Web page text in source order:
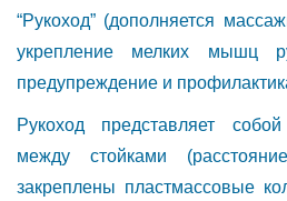
“Рукоход” (дополняется
укрепление мелких мышц
предупреждение и
Рукоход представляет
между стойками
закреплены пластмассовые